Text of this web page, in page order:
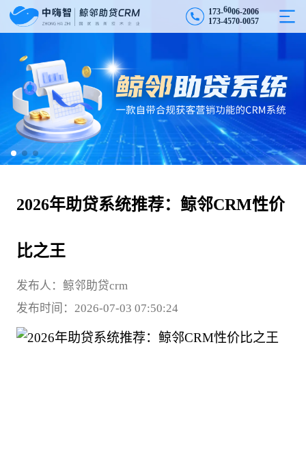
173-6006-2006
173-4570-0057
2026年助贷系统推荐：鲸邻CRM性价
比之王
发布人：鲸邻助贷crm
发布时间：2026-07-03 07:50:24